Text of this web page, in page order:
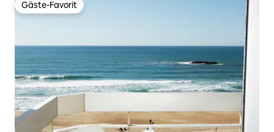
Gäste-Favorit
Gäste-Favorit